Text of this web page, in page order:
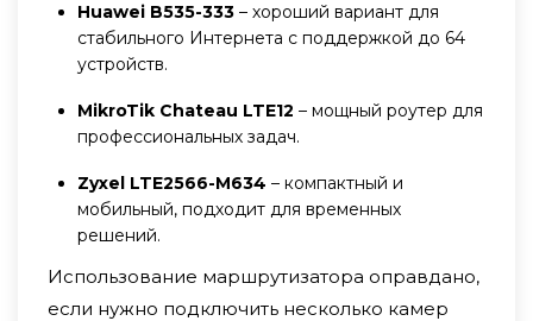
Huawei B535-333 – хороший вариант для
стабильного Интернета с поддержкой до 64
устройств.
MikroTik Chateau LTE12 – мощный роутер для
профессиональных задач.
Zyxel LTE2566-M634 – компактный и
мобильный, подходит для временных
решений.
Использование маршрутизатора оправдано,
если нужно подключить несколько камер